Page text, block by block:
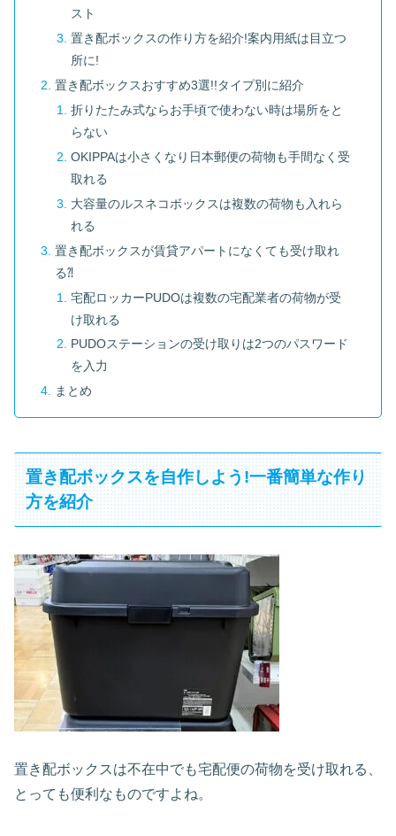
スト
置き配ボックスの作り方を紹介!案内用紙は目立つ
所に!
置き配ボックスおすすめ3選!!タイプ別に紹介
折りたたみ式ならお手頃で使わない時は場所をと
らない
OKIPPAは小さくなり日本郵便の荷物も手間なく受
取れる
大容量のルスネコボックスは複数の荷物も入れら
れる
置き配ボックスが賃貸アパートになくても受け取れ
る⁈
宅配ロッカーPUDOは複数の宅配業者の荷物が受
け取れる
PUDOステーションの受け取りは2つのパスワード
を入力
まとめ
置き配ボックスを自作しよう!一番簡単な作り
方を紹介
置き配ボックスは不在中でも宅配便の荷物を受け取れる、
とっても便利なものですよね。